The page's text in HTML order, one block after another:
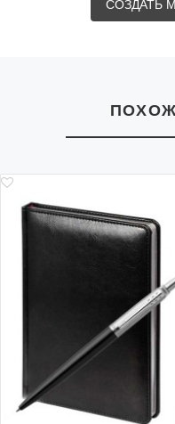
СОЗДАТЬ